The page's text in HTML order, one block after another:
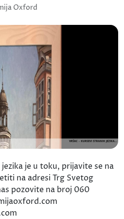
Oxford
je u toku, prijavite se na
na adresi Trg Svetog
pozovite na broj 060